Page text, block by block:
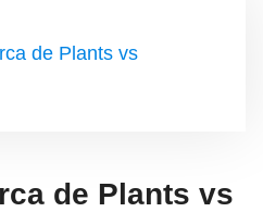
de Plants vs
de Plants vs